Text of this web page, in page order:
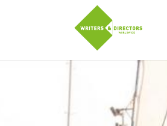
Pasar al contenido principal
twitterFacebook